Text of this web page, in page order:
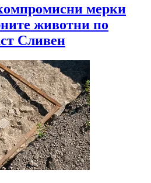
мерки
животни по
Сливен